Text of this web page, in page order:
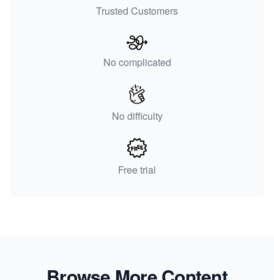
Trusted Customers
No complicated
No difficulty
Free trial